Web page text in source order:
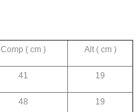
Comp ( cm ) Alt ( cm )
41 19
48 19